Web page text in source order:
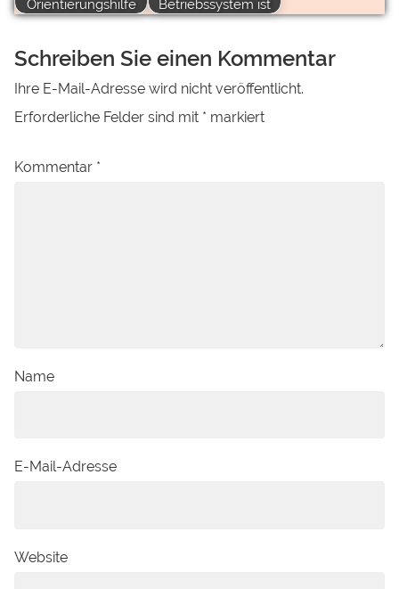
Orientierungshilfe
Betriebssystem ist
Schreiben Sie einen Kommentar
Ihre E-Mail-Adresse wird nicht veröffentlicht.
Erforderliche Felder sind mit * markiert
Kommentar *
Name
E-Mail-Adresse
Website